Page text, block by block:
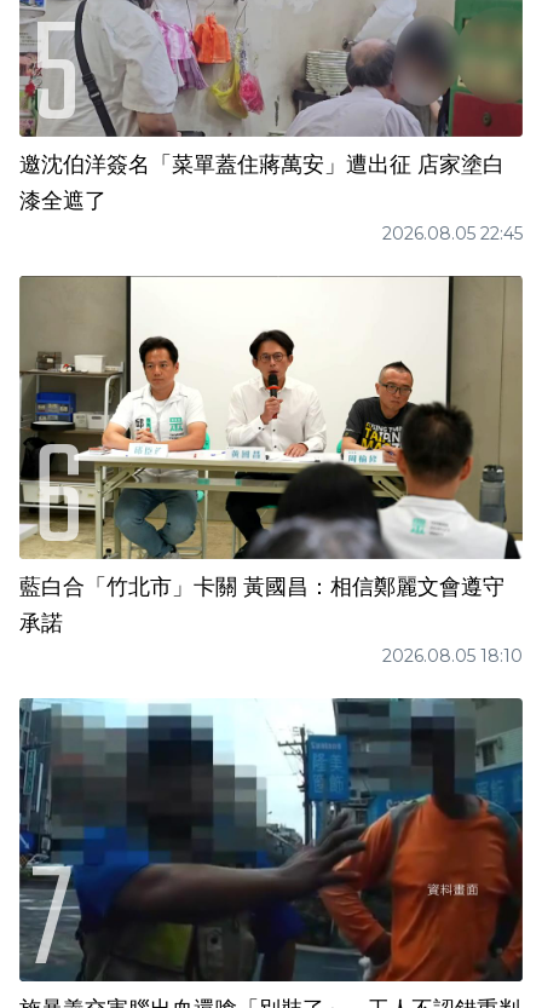
邀沈伯洋簽名「菜單蓋住蔣萬安」遭出征 店家塗白
漆全遮了
2026.08.05 22:45
藍白合「竹北市」卡關 黃國昌：相信鄭麗文會遵守
承諾
2026.08.05 18:10